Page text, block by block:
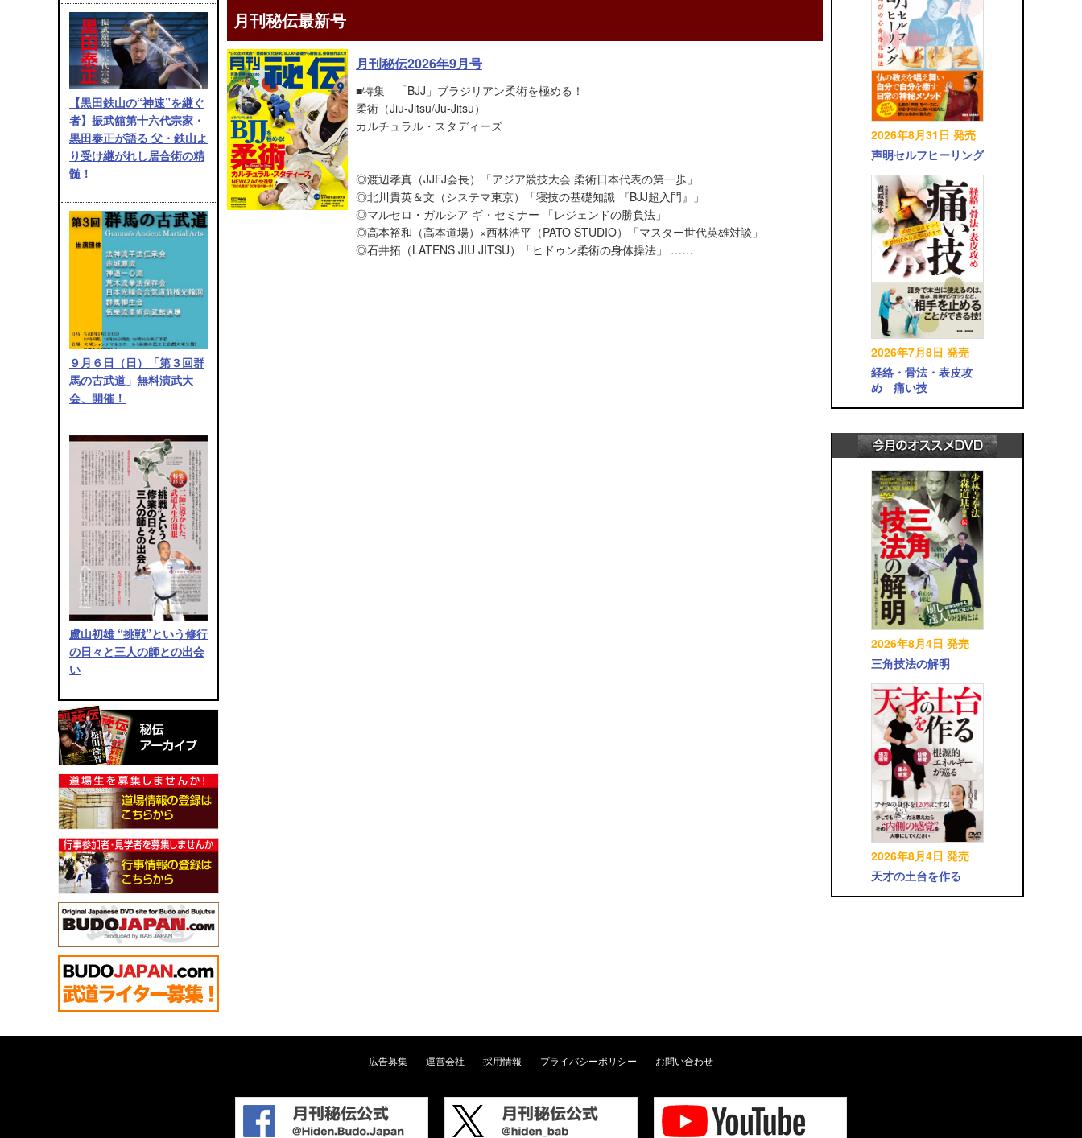
【黒田鉄山の“神速”を継ぐ
者】振武舘第十六代宗家・
黒田泰正が語る 父・鉄山よ
り受け継がれし居合術の精
髄！
９月６日（日）「第３回群
馬の古武道」無料演武大
会、開催！
盧山初雄 “挑戦”という修行
の日々と三人の師との出会
い
月刊秘伝最新号
月刊秘伝2026年9月号
■特集 「BJJ」ブラジリアン柔術を極める！
柔術（Jiu-Jitsu/Ju-Jitsu）
カルチュラル・スタディーズ
◎渡辺孝真（JJFJ会長）「アジア競技大会 柔術日本代表の第一歩」
◎北川貴英＆文（システマ東京）「寝技の基礎知識 『BJJ超入門』」
◎マルセロ・ガルシア ギ・セミナー 「レジェンドの勝負法」
◎高本裕和（高本道場）×西林浩平（PATO STUDIO）「マスター世代英雄対談」
◎石井拓（LATENS JIU JITSU）「ヒドゥン柔術の身体操法」 ……
2026年8月31日 発売
声明セルフヒーリング
2026年7月8日 発売
経絡・骨法・表皮攻
め 痛い技
2026年8月4日 発売
三角技法の解明
2026年8月4日 発売
天才の土台を作る
広告募集 運営会社 採用情報 プライバシーポリシー お問い合わせ